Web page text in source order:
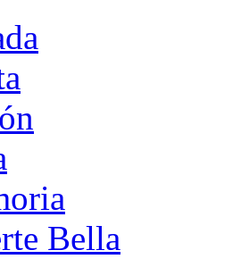
Bella